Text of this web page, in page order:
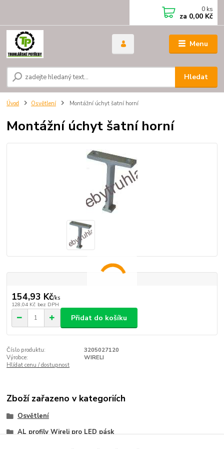
Menu
Hledat
0 ks
za 0,00 Kč
Úvod Osvětlení Montážní úchyt šatní horní
Montážní úchyt šatní horní
154,93 Kč/ks
128,04 Kč bez DPH
Přidat do košíku
Číslo produktu:
3205027120
Výrobce:
WIRELI
Hlídat cenu / dostupnost
Zboží zařazeno v kategoriích
Osvětlení
AL profily Wireli pro LED pásk